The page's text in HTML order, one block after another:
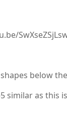
below
similar as this